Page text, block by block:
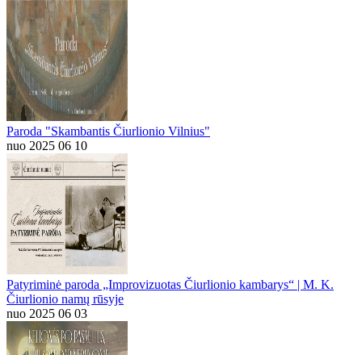
Paroda "Skambantis Čiurlionio Vilnius"
nuo 2025 06 10
Patyriminė paroda „Improvizuotas Čiurlionio kambarys“ | M. K.
Čiurlionio namų rūsyje
nuo 2025 06 03